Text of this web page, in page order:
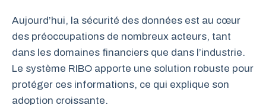
Aujourd’hui, la sécurité des données est au cœur
des préoccupations de nombreux acteurs, tant
dans les domaines financiers que dans l’industrie.
Le système RIBO apporte une solution robuste pour
protéger ces informations, ce qui explique son
adoption croissante.